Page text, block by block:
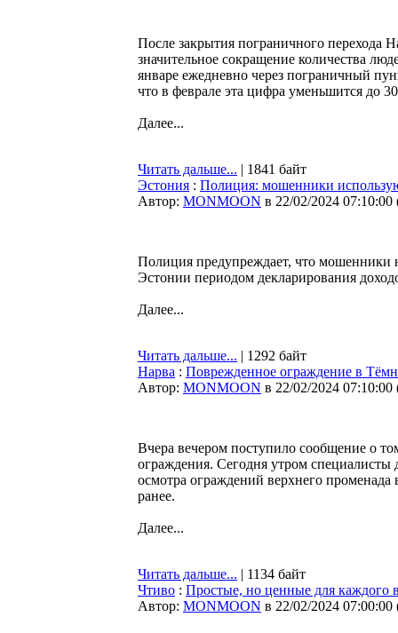
После закрытия пограничного перехода
значительное сокращение количества
январе ежедневно через пограничный
что в феврале эта цифра уменьшится до
Далее...
Читать дальше... | 1841 байт
Эстония : Полиция: мошенники
Автор: MONMOON в 22/02/2024 07:10:00
Полиция предупреждает, что мошенники
Эстонии периодом декларирования
Далее...
Читать дальше... | 1292 байт
Нарва : Поврежденное ограждение в
Автор: MONMOON в 22/02/2024 07:10:00
Вчера вечером поступило сообщение о
ограждения. Сегодня утром специалисты
осмотра ограждений верхнего
ранее.
Далее...
Читать дальше... | 1134 байт
Чтиво : Простые, но ценные для каждого
Автор: MONMOON в 22/02/2024 07:00:00